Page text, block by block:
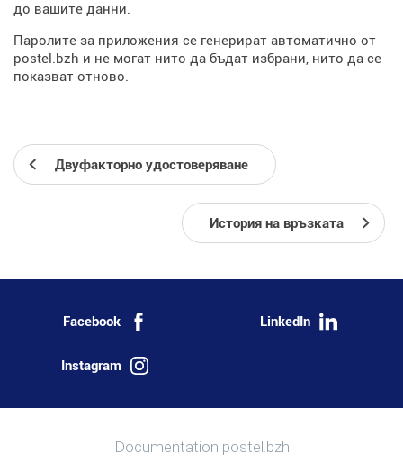
до вашите данни.
Паролите за приложения се генерират автоматично от
postel.bzh и не могат нито да бъдат избрани, нито да се
показват отново.
Двуфакторно удостоверяване
История на връзката
Facebook LinkedIn
Instagram
Повече информация
Documentation postel.bzh